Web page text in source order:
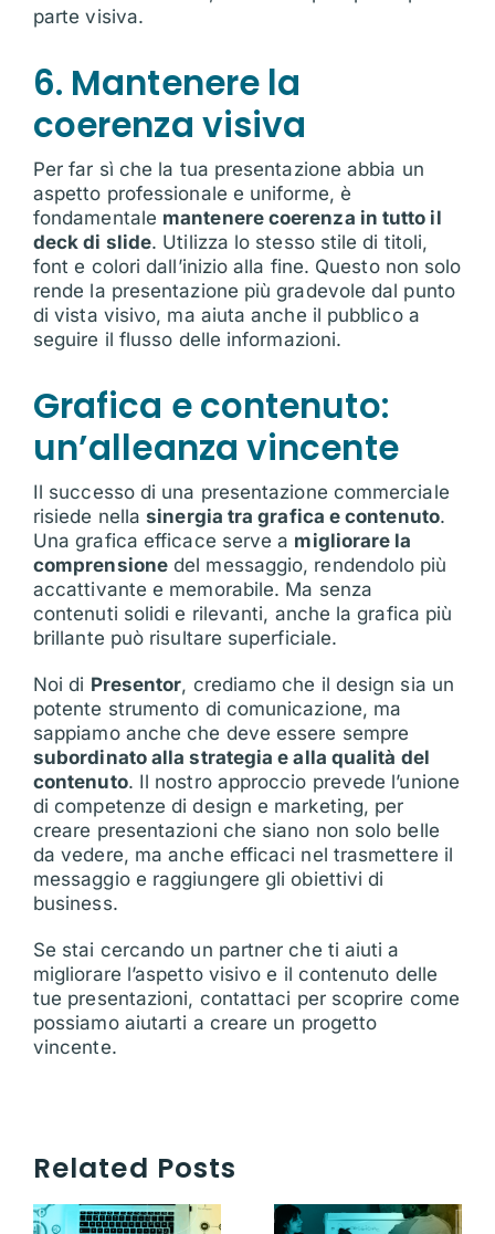
parte visiva.
6. Mantenere la
coerenza visiva
Per far sì che la tua presentazione abbia un
aspetto professionale e uniforme, è
fondamentale mantenere coerenza in tutto il
deck di slide. Utilizza lo stesso stile di titoli,
font e colori dall’inizio alla fine. Questo non solo
rende la presentazione più gradevole dal punto
di vista visivo, ma aiuta anche il pubblico a
seguire il flusso delle informazioni.
Grafica e contenuto:
un’alleanza vincente
Il successo di una presentazione commerciale
risiede nellasinergia tra grafica e contenuto.
Una grafica efficace serve a migliorare la
comprensione del messaggio, rendendolo più
accattivante e memorabile. Ma senza
contenuti solidi e rilevanti, anche la grafica più
brillante può risultare superficiale.
Noi di Presentor, crediamo che il design sia un
potente strumento di comunicazione, ma
sappiamo anche che deve essere sempre
subordinato alla strategia e alla qualità del
contenuto. Il nostro approccio prevede l’unione
di competenze di design e marketing, per
creare presentazioni che siano non solo belle
da vedere, ma anche efficaci nel trasmettere il
messaggio e raggiungere gli obiettivi di
business.
Se stai cercando un partner che ti aiuti a
migliorare l’aspetto visivo e il contenuto delle
tue presentazioni, contattaci per scoprire come
possiamo aiutarti a creare un progetto
vincente.
Related Posts